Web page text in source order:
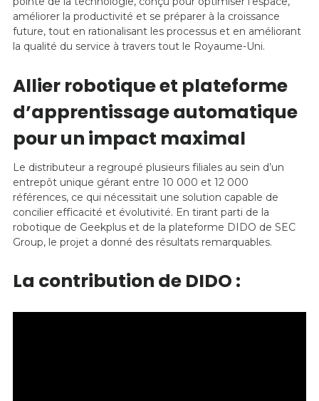
améliorer la productivité et se préparer à la croissance
future, tout en rationalisant les processus et en améliorant
la qualité du service à travers tout le Royaume-Uni.
Allier robotique et plateforme
d’apprentissage automatique
pour un impact maximal
Le distributeur a regroupé plusieurs filiales au sein d’un
entrepôt unique gérant entre 10 000 et 12 000
références, ce qui nécessitait une solution capable de
concilier efficacité et évolutivité. En tirant parti de la
robotique de Geekplus et de la plateforme DIDO de SEC
Group, le projet a donné des résultats remarquables.
La contribution de DIDO :